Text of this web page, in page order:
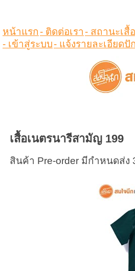
หน้าแรก- ติดต่อเรา- สถานะเสื้
- เข้าสู่ระบบ- แจ้งรายละเอียดปั
เสื้อเนตรนารีสามัญ 199
สินค้า Pre-order มีกำหนดส่ง